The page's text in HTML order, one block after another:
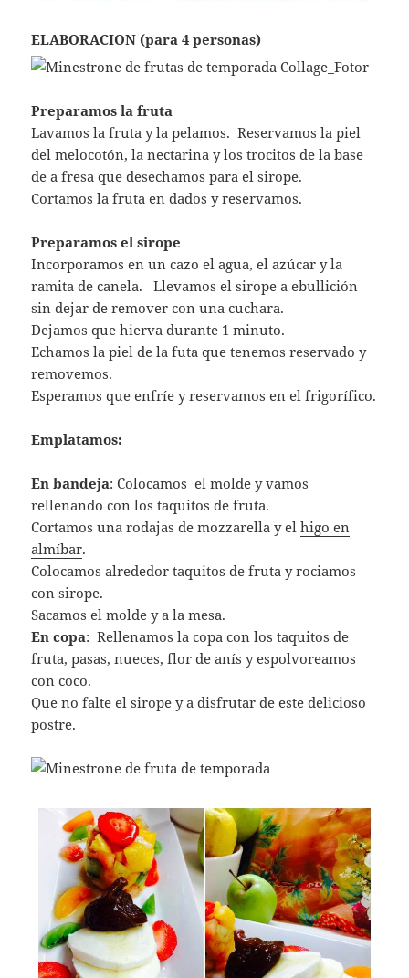
ELABORACION (para 4 personas)
Preparamos la fruta
Lavamos la fruta y la pelamos. Reservamos la piel
del melocotón, la nectarina y los trocitos de la base
de a fresa que desechamos para el sirope.
Cortamos la fruta en dados y reservamos.
Preparamos el sirope
Incorporamos en un cazo el agua, el azúcar y la
ramita de canela. Llevamos el sirope a ebullición
sin dejar de remover con una cuchara.
Dejamos que hierva durante 1 minuto.
Echamos la piel de la futa que tenemos reservado y
removemos.
Esperamos que enfríe y reservamos en el frigorífico.
Emplatamos:
En bandeja: Colocamos el molde y vamos
rellenando con los taquitos de fruta.
Cortamos una rodajas de mozzarella y elhigo en
almíbar.
Colocamos alrededor taquitos de fruta y rociamos
con sirope.
Sacamos el molde y a la mesa.
En copa: Rellenamos la copa con los taquitos de
fruta, pasas, nueces, flor de anís y espolvoreamos
con coco.
Que no falte el sirope y a disfrutar de este delicioso
postre.